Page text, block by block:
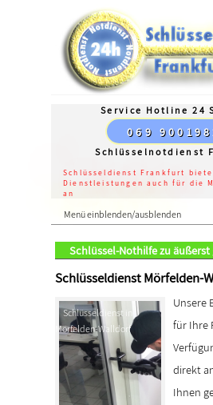
Service Hotline 24
069
Schlüsselnotdienst
Schlüsseldienst Frankfurt
Dienstleistungen auch für die
an
Menü einblenden/ausblenden
Schlüssel-Nothilfe zu äußerst
Schlüsseldienst Mörfelden-
Schlüsseldienst in
Mörfelden-Walldorf
Unsere
für Ihre
direkt
Ihnen